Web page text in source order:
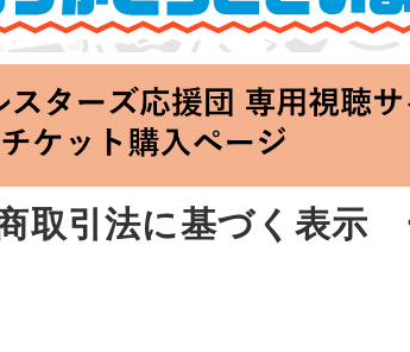
イブ 2020
がとうございます!!～」
at 横浜アリーナ
取引法に基づく表示